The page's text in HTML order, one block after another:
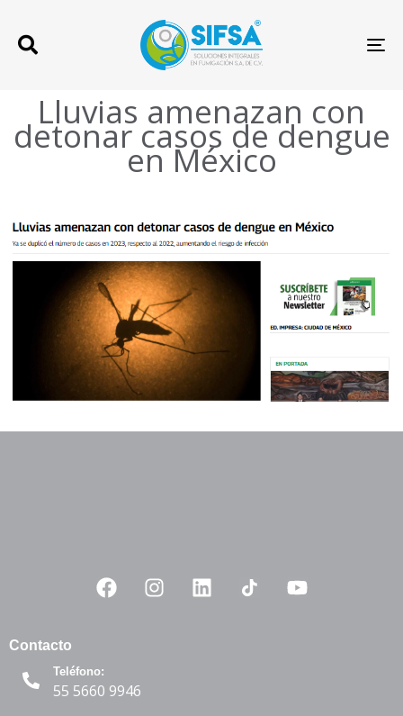
Lluvias amenazan con
detonar casos de dengue
en México
Contacto
Teléfono:
55 5660 9946